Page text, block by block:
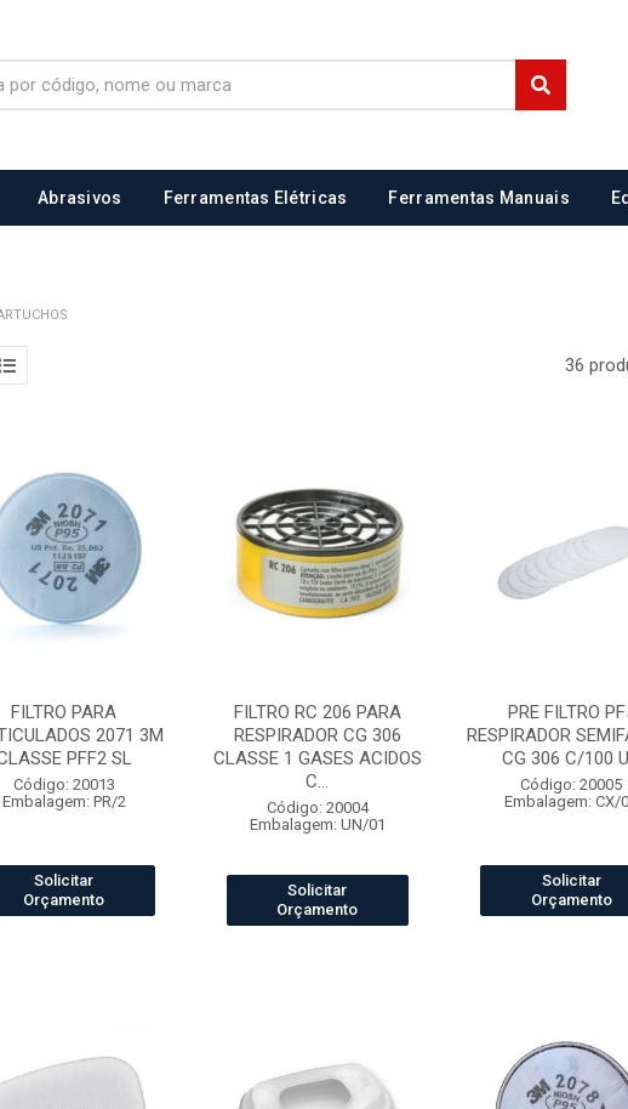
Abrasivos Ferramentas Elétricas Ferramentas Manuais
36
FILTRO PARA
2071 3M
PFF2 SL
Código: 20013
Embalagem: PR/2
Solicitar
Orçamento
FILTRO RC 206 PARA
RESPIRADOR CG 306
CLASSE 1 GASES ACIDOS
C...
Código: 20004
Embalagem: UN/01
Solicitar
Orçamento
PRE FILTRO
RESPIRADOR
CG 306 C/100
Código: 20005
Embalagem: CX/
Solicitar
Orçamento